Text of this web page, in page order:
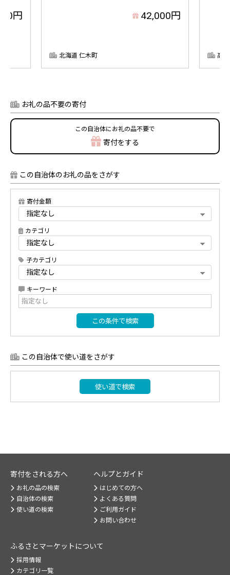
円 42,000円
北海道 仁木町 高
お礼の品不要の寄付
この自治体にお礼の品不要で
寄付をする
この自治体のお礼の品をさがす
寄付金額
カテゴリ
子カテゴリ
キーワード
この条件で検索
この自治体で使い道をさがす
使い道で検索
寄付をされる方へ
お礼の品の検索
自治体の検索
使い道の検索
ヘルプとガイド
はじめての方へ
よくある質問
ご利用ガイド
お問い合わせ
ふるさとマーケット について
採用情報
カテゴリ一覧